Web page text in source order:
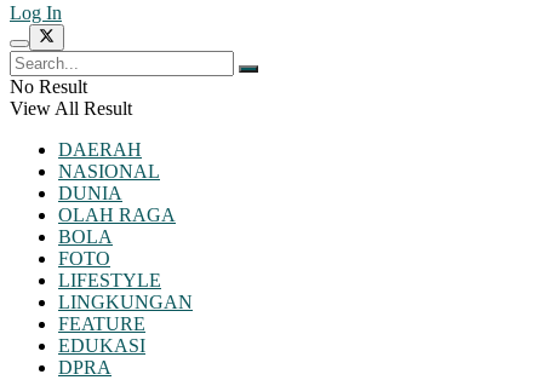
Log In
No Result
View All Result
DAERAH
NASIONAL
DUNIA
OLAH RAGA
BOLA
FOTO
LIFESTYLE
LINGKUNGAN
FEATURE
EDUKASI
DPRA